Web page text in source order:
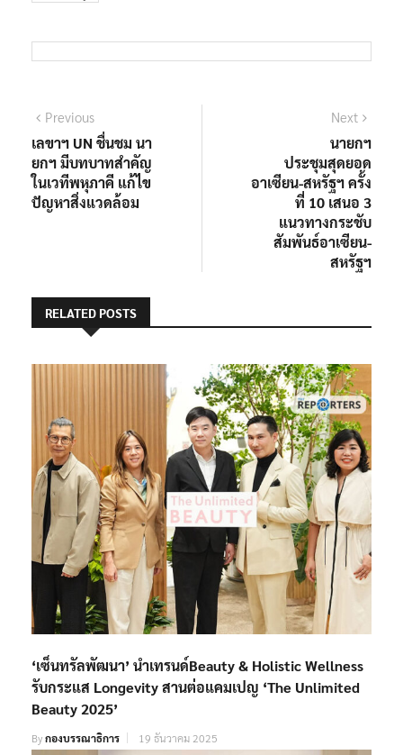
แนะแนว
เรื่อง
PreviousPrevious
post:
เลขาฯ UN ชื่นชม นา
ยกฯ มีบทบาทสำคัญ
ในเวทีพหุภาคี แก้ไข
ปัญหาสิ่งแวดล้อม
Next
post:
นายกฯ
ประชุมสุดยอด
อาเซียน-สหรัฐฯ ครั้ง
ที่ 10 เสนอ 3
แนวทางกระชับ
สัมพันธ์อาเซียน-
สหรัฐฯ
RELATED POSTS
‘เซ็นทรัลพัฒนา’ นำเทรนด์Beauty & Holistic Wellness
รับกระแส Longevity สานต่อแคมเปญ ‘The Unlimited
Beauty 2025’
Byกองบรรณาธิการ 19 ธันวาคม 2025